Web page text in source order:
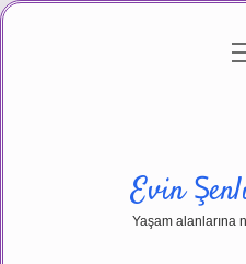
Gizlilik
Evin
Yaşam alanlarına